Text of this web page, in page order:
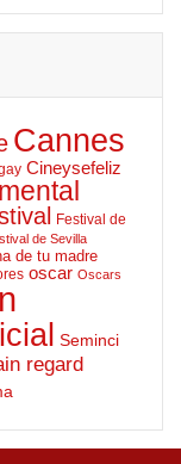
Cannes
Cineysefeliz
Festival de
de Sevilla
de tu madre
oscar Oscars
Seminci
regard